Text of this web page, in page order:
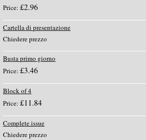
Price: £2.96
Cartella di presentazione
Chiedere prezzo
Busta primo giorno
Price: £3.46
Block of 4
Price: £11.84
Complete issue
Chiedere prezzo